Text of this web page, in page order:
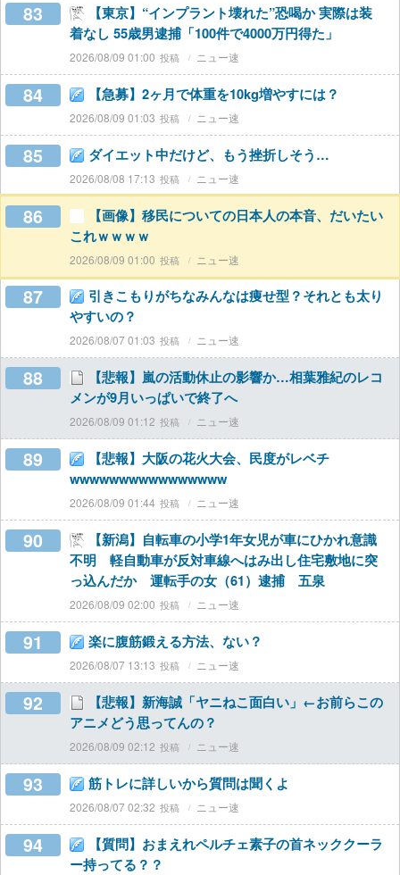
83
【東京】“インプラント壊れた”恐喝か 実際は装
着なし 55歳男逮捕「100件で4000万円得た」
2026/08/09 01:00 ニュー速
84 【急募】2ヶ月で体重を10kg増やすには？
2026/08/09 01:03 ニュー速
85 ダイエット中だけど、もう挫折しそう…
2026/08/08 17:13 ニュー速
86
【画像】移民についての日本人の本音、だいたい
これｗｗｗｗ
2026/08/09 01:00 ニュー速
87
引きこもりがちなみんなは痩せ型？それとも太り
やすいの？
2026/08/07 01:03 ニュー速
88
【悲報】嵐の活動休止の影響か…相葉雅紀のレコ
メンが9月いっぱいで終了へ
2026/08/09 01:12 ニュー速
89
【悲報】大阪の花火大会、民度がレベチ
wwwwwwwwwwwwwwww
2026/08/09 01:44 ニュー速
90
【新潟】自転車の小学1年女児が車にひかれ意識
不明 軽自動車が反対車線へはみ出し住宅敷地に突
っ込んだか 運転手の女（61）逮捕 五泉
2026/08/09 02:00 ニュー速
91 楽に腹筋鍛える方法、ない？
2026/08/07 13:13 ニュー速
92
【悲報】新海誠「ヤニねこ面白い」←お前らこの
アニメどう思ってんの？
2026/08/09 02:12 ニュー速
93 筋トレに詳しいから質問は聞くよ
2026/08/07 02:32 ニュー速
94
【質問】おまえれペルチェ素子の首ネッククーラ
ー持ってる？？